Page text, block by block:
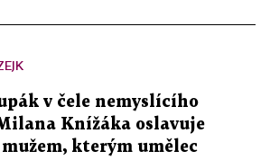
v čele nemyslícího
Knížáka oslavuje
kterým umělec